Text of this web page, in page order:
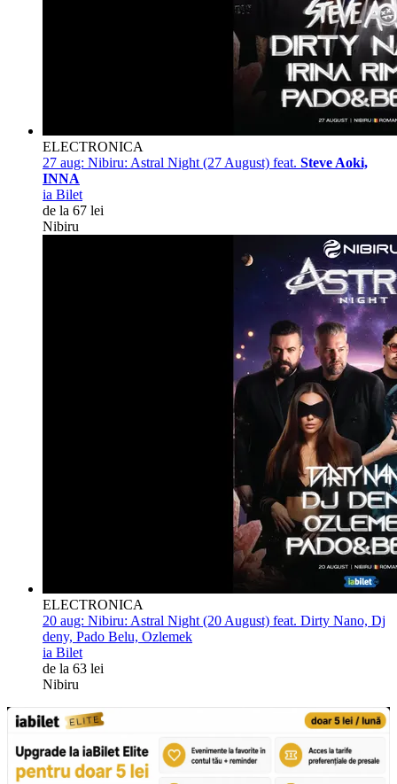
ELECTRONICA
27 aug: Nibiru: Astral Night (27 August) feat. Steve Aoki,
INNA
ia Bilet
de la 67 lei
Nibiru
ELECTRONICA
20 aug: Nibiru: Astral Night (20 August) feat. Dirty Nano, Dj
deny, Pado Belu, Ozlemek
ia Bilet
de la 63 lei
Nibiru